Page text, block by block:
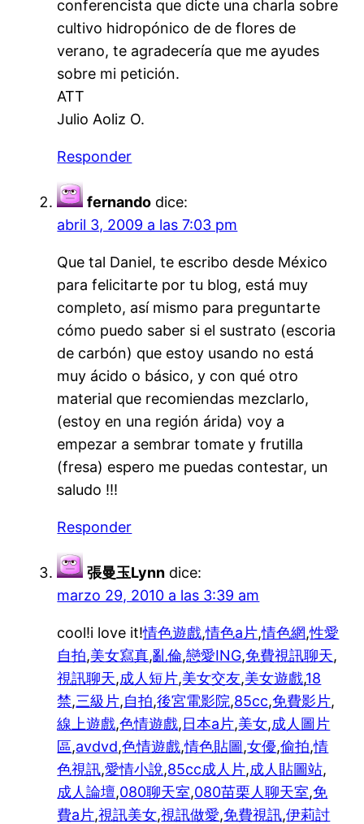
conferencista que dicte una charla sobre
cultivo hidropónico de de flores de
verano, te agradecería que me ayudes
sobre mi petición.
ATT
Julio Aoliz O.
Responder
fernando dice:
abril 3, 2009 a las 7:03 pm
Que tal Daniel, te escribo desde México
para felicitarte por tu blog, está muy
completo, así mismo para preguntarte
cómo puedo saber si el sustrato (escoria
de carbón) que estoy usando no está
muy ácido o básico, y con qué otro
material que recomiendas mezclarlo,
(estoy en una región árida) voy a
empezar a sembrar tomate y frutilla
(fresa) espero me puedas contestar, un
saludo !!!
Responder
張曼玉Lynn dice:
marzo 29, 2010 a las 3:39 am
cool!i love it!情色遊戲,情色a片,情色網,性愛
自拍,美女寫真,亂倫,戀愛ING,免費視訊聊天,
視訊聊天,成人短片,美女交友,美女遊戲,18
禁,三級片,自拍,後宮電影院,85cc,免費影片,
線上遊戲,色情遊戲,日本a片,美女,成人圖片
區,avdvd,色情遊戲,情色貼圖,女優,偷拍,情
色視訊,愛情小說,85cc成人片,成人貼圖站,
成人論壇,080聊天室,080苗栗人聊天室,免
費a片,視訊美女,視訊做愛,免費視訊,伊莉討